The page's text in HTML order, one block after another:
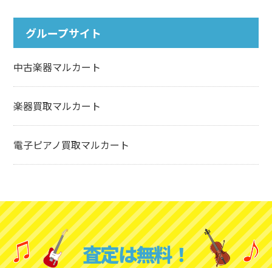
グループサイト
中古楽器マルカート
楽器買取マルカート
電子ピアノ買取マルカート
査定は無料！